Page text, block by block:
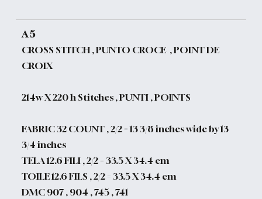
A 5
CROSS STITCH , PUNTO CROCE , POINT DE
CROIX
214w X 220 h Stitches , PUNTI , POINTS
FABRIC 32 COUNT , 2/2 = 13 3/8 inches wide by 13
3/4 inches
TELA 12.6 FILI , 2/2 = 33.5 X 34.4 cm
TOILE 12.6 FILS , 2/2 = 33.5 X 34.4 cm
DMC 907 , 904 , 745 , 741